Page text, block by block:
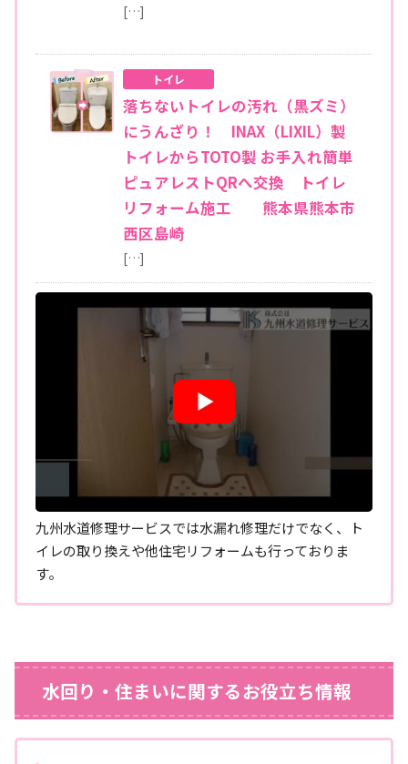
[…]
トイレ
落ちないトイレの汚れ（黒ズミ）
にうんざり！ INAX（LIXIL）製
トイレからTOTO製 お手入れ簡単
ピュアレストQRへ交換 トイレ
リフォーム施工 熊本県熊本市
西区島崎
[…]
九州水道修理サービスでは水漏れ修理だけでなく、ト
イレの取り換えや他住宅リフォームも行っておりま
す。
水回り・住まいに関するお役立ち情報